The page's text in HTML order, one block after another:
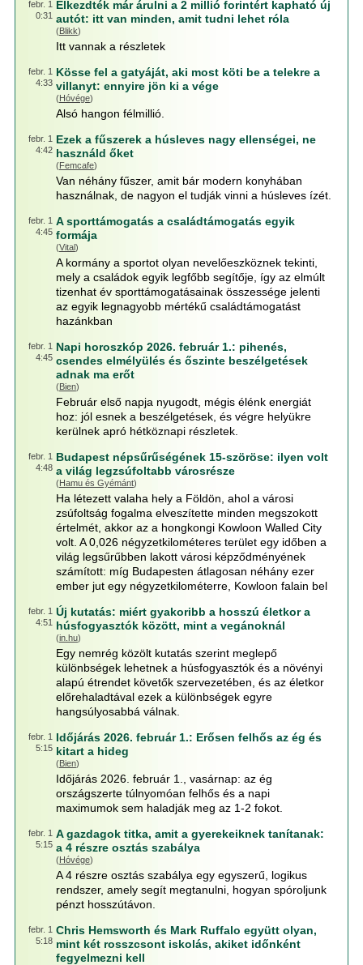
febr. 1
0:31
Elkezdték már árulni a 2 millió forintért kapható új
autót: itt van minden, amit tudni lehet róla
(Blikk)
Itt vannak a részletek
febr. 1
4:33
Kösse fel a gatyáját, aki most köti be a telekre a
villanyt: ennyire jön ki a vége
(Hóvége)
Alsó hangon félmillió.
febr. 1
4:42
Ezek a fűszerek a húsleves nagy ellenségei, ne
használd őket
(Femcafe)
Van néhány fűszer, amit bár modern konyhában
használnak, de nagyon el tudják vinni a húsleves ízét.
febr. 1
4:45
A sporttámogatás a családtámogatás egyik
formája
(Vital)
A kormány a sportot olyan nevelőeszköznek tekinti,
mely a családok egyik legfőbb segítője, így az elmúlt
tizenhat év sporttámogatásainak összessége jelenti
az egyik legnagyobb mértékű családtámogatást
hazánkban
febr. 1
4:45
Napi horoszkóp 2026. február 1.: pihenés,
csendes elmélyülés és őszinte beszélgetések
adnak ma erőt
(Bien)
Február első napja nyugodt, mégis élénk energiát
hoz: jól esnek a beszélgetések, és végre helyükre
kerülnek apró hétköznapi részletek.
febr. 1
4:48
Budapest népsűrűségének 15-szöröse: ilyen volt
a világ legzsúfoltabb városrésze
(Hamu és Gyémánt)
Ha létezett valaha hely a Földön, ahol a városi
zsúfoltság fogalma elveszítette minden megszokott
értelmét, akkor az a hongkongi Kowloon Walled City
volt. A 0,026 négyzetkilométeres terület egy időben a
világ legsűrűbben lakott városi képződményének
számított: míg Budapesten átlagosan néhány ezer
ember jut egy négyzetkilométerre, Kowloon falain bel
febr. 1
4:51
Új kutatás: miért gyakoribb a hosszú életkor a
húsfogyasztók között, mint a vegánoknál
(in.hu)
Egy nemrég közölt kutatás szerint meglepő
különbségek lehetnek a húsfogyasztók és a növényi
alapú étrendet követők szervezetében, és az életkor
előrehaladtával ezek a különbségek egyre
hangsúlyosabbá válnak.
febr. 1
5:15
Időjárás 2026. február 1.: Erősen felhős az ég és
kitart a hideg
(Bien)
Időjárás 2026. február 1., vasárnap: az ég
országszerte túlnyomóan felhős és a napi
maximumok sem haladják meg az 1-2 fokot.
febr. 1
5:15
A gazdagok titka, amit a gyerekeiknek tanítanak:
a 4 részre osztás szabálya
(Hóvége)
A 4 részre osztás szabálya egy egyszerű, logikus
rendszer, amely segít megtanulni, hogyan spóroljunk
pénzt hosszútávon.
febr. 1
5:18
Chris Hemsworth és Mark Ruffalo együtt olyan,
mint két rosszcsont iskolás, akiket időnként
fegyelmezni kell